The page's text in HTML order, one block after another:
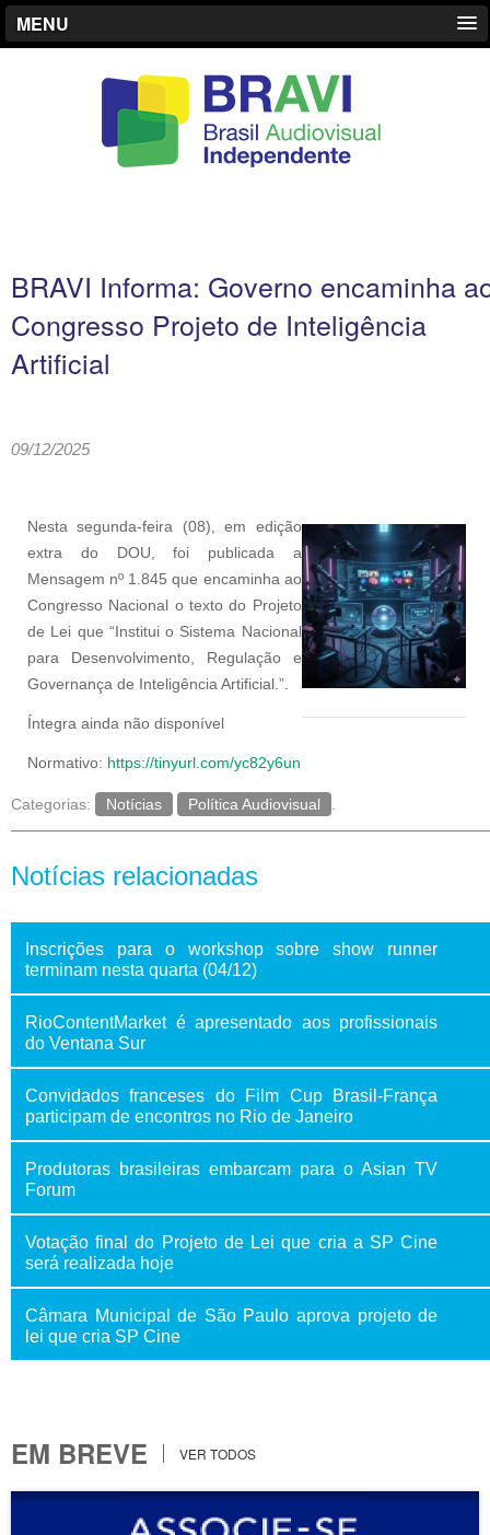
MENU
BRAVI Informa: Governo encaminha
Congresso Projeto de Inteligência
Artificial
09/12/2025
Nesta segunda-feira (08), em edição
extra do DOU, foi publicada a
Mensagem nº 1.845 que encaminha ao
Congresso Nacional o texto do Projeto
de Lei que “Institui o Sistema Nacional
para Desenvolvimento, Regulação e
Governança de Inteligência Artificial.”.
Íntegra ainda não disponível
Normativo: https://tinyurl.com/yc82y6un
Categorias: Notícias Política Audiovisual
Notícias relacionadas
Inscrições para o workshop sobre show runner
terminam nesta quarta (04/12)
RioContentMarket é apresentado aos profissionais
do Ventana Sur
Convidados franceses do Film Cup Brasil-França
participam de encontros no Rio de Janeiro
Produtoras brasileiras embarcam para o Asian TV
Forum
Votação final do Projeto de Lei que cria a SP Cine
será realizada hoje
Câmara Municipal de São Paulo aprova projeto de
lei que cria SP Cine
EM BREVE VER TODOS